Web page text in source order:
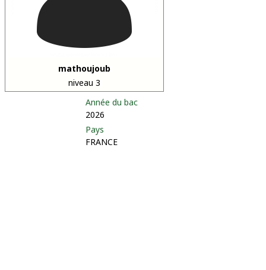
mathoujoub
niveau 3
Année du bac
2026
Pays
FRANCE